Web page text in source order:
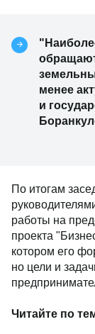
менее
и
По итогам
работы на
проекта
котором его
но цели и
Читайте по